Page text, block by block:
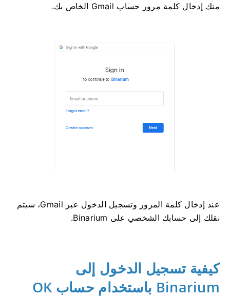
منك إدخال كلمة مرور حساب Gmail الخاص بك.
عند إدخال كلمة المرور وتسجيل الدخول عبر Gmail، سيتم
نقلك إلى حسابك الشخصي على Binarium.
كيفية تسجيل الدخول إلى
Binarium باستخدام حساب OK